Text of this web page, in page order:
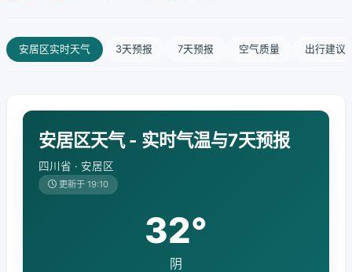
安居区实时天气 3天预报 7天预报 空气质量 出行建议
安居区天气 - 实时气温与7天预报
四川省 · 安居区
更新于 19:10
32°
阴